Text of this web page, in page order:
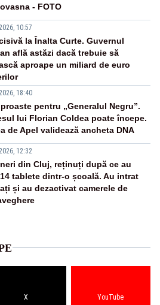
- FOTO
10:57
la Înalta Curte. Guvernul
află astăzi dacă trebuie să
aproape un miliard de euro
18:40
pentru „Generalul Negru”.
lui Florian Coldea poate începe.
de Apel validează ancheta DNA
12:32
din Cluj, reținuți după ce au
tablete dintr-o școală. Au intrat
și au dezactivat camerele de
X YouTube